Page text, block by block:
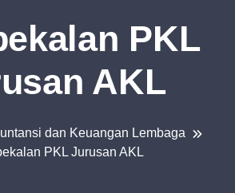
PKL
AKL
dan Keuangan Lembaga
PKL Jurusan AKL